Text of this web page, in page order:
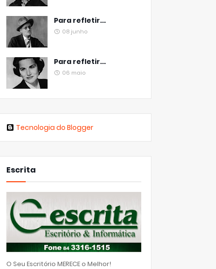
Para refletir...
08 junho
Para refletir...
06 maio
Tecnologia do Blogger
Escrita
O Seu Escritório MERECE o Melhor!